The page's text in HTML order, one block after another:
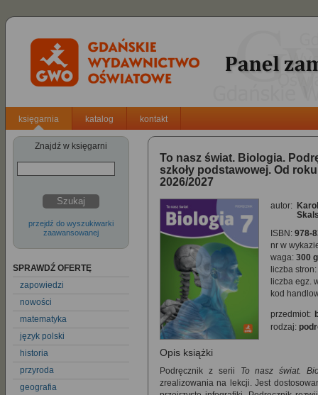
księgarnia katalog kontakt
Znajdź w księgarni
Szukaj
przejdź do wyszukiwarki
zaawansowanej
SPRAWDŹ OFERTĘ
zapowiedzi
nowości
matematyka
język polski
historia
przyroda
geografia
To nasz świat. Biologia.
szkoły podstawowej. Od
2026/2027
autor:
ISBN: 978-
nr w
waga: 300 g
liczba stron:
liczba egz.
kod
przedmiot:
rodzaj:
Opis książki
Podręcznik z serii
To nasz świat.
zrealizowania na lekcji. Jest